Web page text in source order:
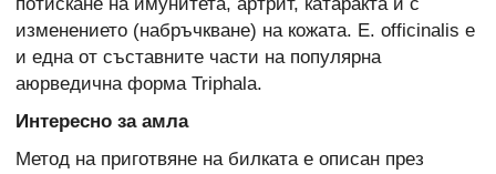
изменението (набръчкване) на кожата. E. officinalis е
и една от съставните части на популярна
аюрведична форма Triphala.
Интересно за амла
Метод на приготвяне на билката е описан през